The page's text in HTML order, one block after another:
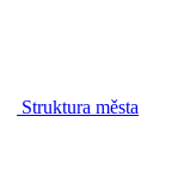
Struktura města